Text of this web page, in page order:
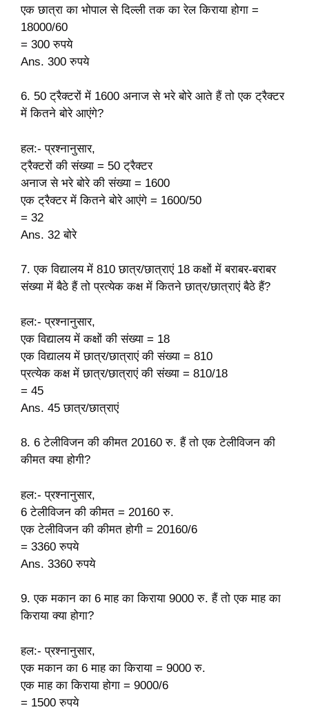
एक छात्रा का भोपाल से दिल्ली तक का रेल किराया होगा =
18000/60
= 300 रुपये
Ans. 300 रुपये
6. 50 ट्रैक्टरों में 1600 अनाज से भरे बोरे आते हैं तो एक ट्रैक्टर
में कितने बोरे आएंगे?
हल:- प्रश्नानुसार,
ट्रैक्टरों की संख्या = 50 ट्रैक्टर
अनाज से भरे बोरे की संख्या = 1600
एक ट्रैक्टर में कितने बोरे आएंगे = 1600/50
= 32
Ans. 32 बोरे
7. एक विद्यालय में 810 छात्र/छात्राएं 18 कक्षों में बराबर-बराबर
संख्या में बैठे हैं तो प्रत्येक कक्ष में कितने छात्र/छात्राएं बैठे हैं?
हल:- प्रश्नानुसार,
एक विद्यालय में कक्षों की संख्या = 18
एक विद्यालय में छात्र/छात्राएं की संख्या = 810
प्रत्येक कक्ष में छात्र/छात्राएं की संख्या = 810/18
= 45
Ans. 45 छात्र/छात्राएं
8. 6 टेलीविजन की कीमत 20160 रु. हैं तो एक टेलीविजन की
कीमत क्या होगी?
हल:- प्रश्नानुसार,
6 टेलीविजन की कीमत = 20160 रु.
एक टेलीविजन की कीमत होगी = 20160/6
= 3360 रुपये
Ans. 3360 रुपये
9. एक मकान का 6 माह का किराया 9000 रु. हैं तो एक माह का
किराया क्या होगा?
हल:- प्रश्नानुसार,
एक मकान का 6 माह का किराया = 9000 रु.
एक माह का किराया होगा = 9000/6
= 1500 रुपये